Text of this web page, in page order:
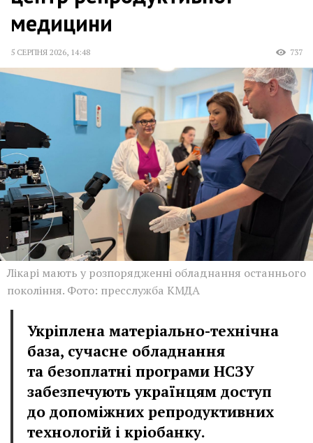
медицини
5 СЕРПНЯ 2026, 14:48 737
Лікарі мають у розпорядженні обладнання останнього
покоління. Фото: пресслужба КМДА
Укріплена матеріально-технічна
база, сучасне обладнання
та безоплатні програми НСЗУ
забезпечують українцям доступ
до допоміжних репродуктивних
технологій і кріобанку.